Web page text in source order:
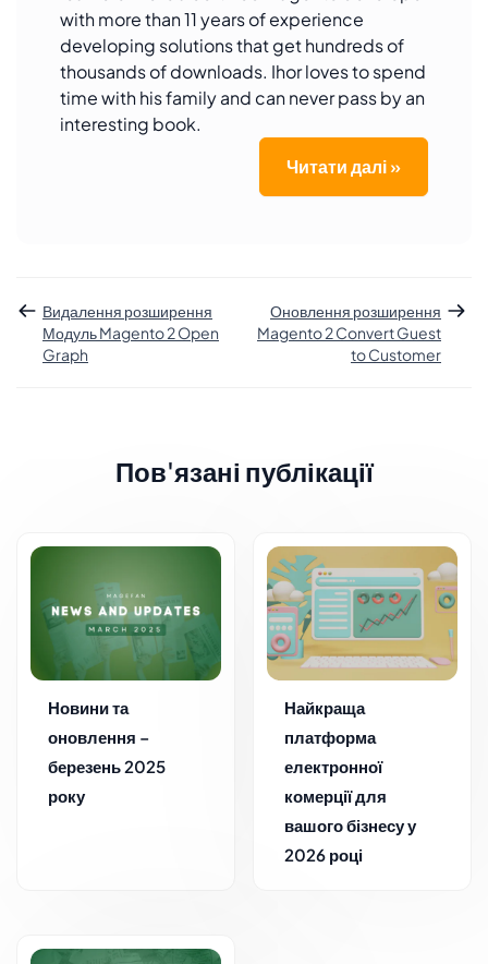
with more than 11 years of experience
developing solutions that get hundreds of
thousands of downloads. Ihor loves to spend
time with his family and can never pass by an
interesting book.
Читати далі »
Видалення розширення
Модуль Magento 2 Open
Graph
Оновлення розширення
Magento 2 Convert Guest
to Customer
Пов'язані публікації
Новини та
оновлення –
березень 2025
року
Найкраща
платформа
електронної
комерції для
вашого бізнесу у
2026 році